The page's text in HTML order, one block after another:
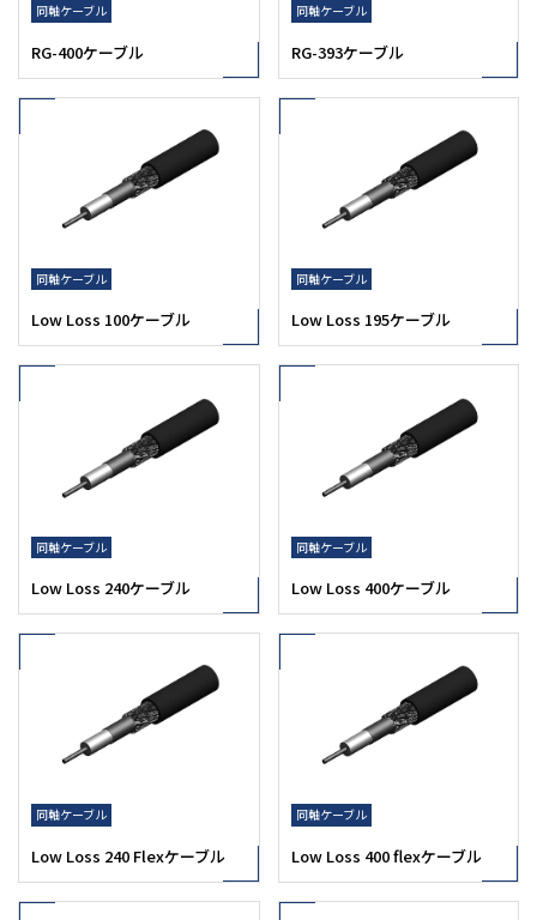
同軸ケーブル
RG-400ケーブル
同軸ケーブル
RG-393ケーブル
同軸ケーブル
Low Loss 100ケーブル
同軸ケーブル
Low Loss 195ケーブル
同軸ケーブル
Low Loss 240ケーブル
同軸ケーブル
Low Loss 400ケーブル
同軸ケーブル
Low Loss 240 Flexケーブル
同軸ケーブル
Low Loss 400 flexケーブル